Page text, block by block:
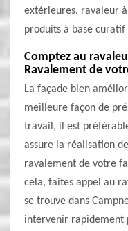
extérieures, ravaleur
produits à base
Comptez au
Ravalement de
La façade bien
meilleure façon de
travail, il est
assure la réalisation
ravalement de votre
cela, faites appel au
se trouve dans
intervenir rapidement